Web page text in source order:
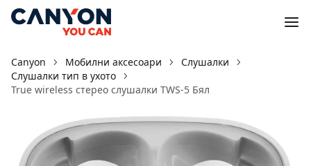
Canyon Мобилни аксесоари
Слушалки
Слушалки тип в ухото
True wireless стерео слушалки TWS-5 Бял